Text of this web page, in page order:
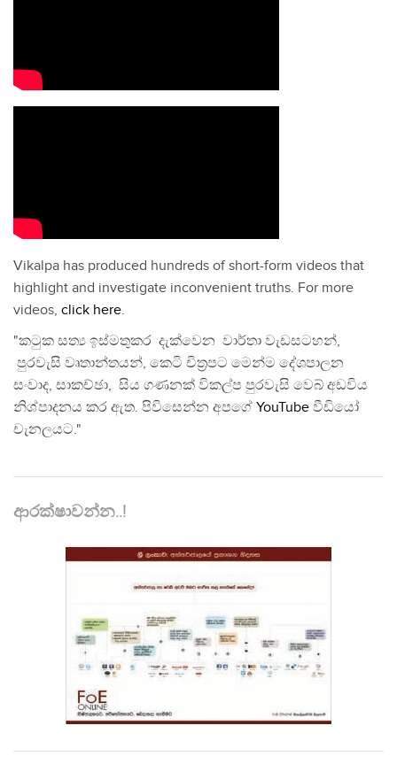
Vikalpa has produced hundreds of short-form videos that
highlight and investigate inconvenient truths. For more
videos, click here.
"කටුක සත්‍ය ඉස්මතුකර දැක්වෙන වාර්තා වැඩසටහන්,
පුරවැසි වෘතාන්තයන්, කෙටි චිත්‍රපට මෙන්ම දේශපාලන
සංවාද, සාකච්ඡා, සිය ගණනක් විකල්ප පුරවැසි වෙබ් අඩවිය
නිශ්පාදනය කර ඇත. පිවිසෙන්න අපගේ YouTube වීඩියෝ
චැනලයට."
ආරක්ෂාවන්න..!